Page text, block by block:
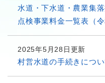
水道・下水道・農業集
点検事業料金一覧表（令
2025年5月28日更新
村営水道の手続きについ